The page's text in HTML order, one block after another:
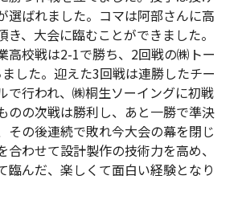
選ばれました。コマは阿部さんに高
き、大会に臨むことができました。
高校戦は2-1で勝ち、2回戦の㈱トー
した。迎えた3回戦は連勝したチー
で行われ、㈱桐生ソーイングに初戦
のの次戦は勝利し、あと一勝で準決
その後連続で敗れ今大会の幕を閉じ
合わせて設計製作の技術力を高め、
臨んだ、楽しくて面白い経験となり